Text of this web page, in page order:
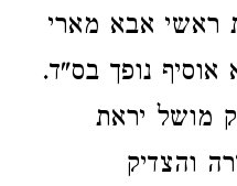
ראשי אבא מארי
נופך בס"ד.
מושל יראת
והצדיק